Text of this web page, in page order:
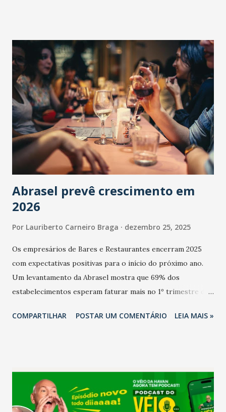
Abrasel prevê crescimento em
2026
Por Lauriberto Carneiro Braga dezembro 25, 2025
Os empresários de Bares e Restaurantes encerram 2025
com expectativas positivas para o início do próximo ano.
Um levantamento da Abrasel mostra que 69% dos
estabelecimentos esperam faturar mais no 1º trimestre de
relação ao último trimestre deste ano, 56% também
confraternizações de fim de ano e pelo pagamento do 13º
Salário para um número maior de trabalhadores, já que o
país tem a menor taxa de desemprego dos anos recentes.
COMPARTILHAR POSTAR UM COMENTÁRIO LEIA MAIS »